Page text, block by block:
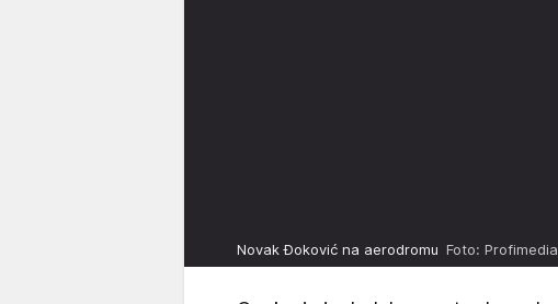
Novak Đoković na aerodromu Foto: Profimedia